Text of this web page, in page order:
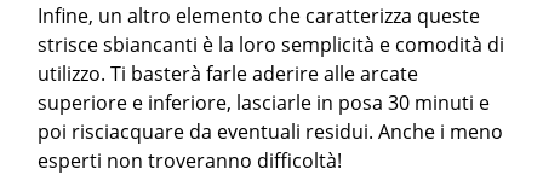
Infine, un altro elemento che caratterizza queste
strisce sbiancanti è la loro semplicità e comodità di
utilizzo. Ti basterà farle aderire alle arcate
superiore e inferiore, lasciarle in posa 30 minuti e
poi risciacquare da eventuali residui. Anche i meno
esperti non troveranno difficoltà!